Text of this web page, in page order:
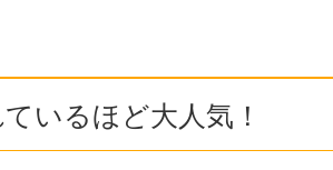
いるほど大人気！